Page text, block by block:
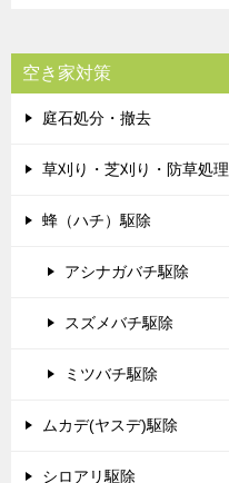
空き家対策
庭石処分・撤去
草刈り・芝刈り・防草処理
蜂（ハチ）駆除
アシナガバチ駆除
スズメバチ駆除
ミツバチ駆除
ムカデ(ヤスデ)駆除
シロアリ駆除